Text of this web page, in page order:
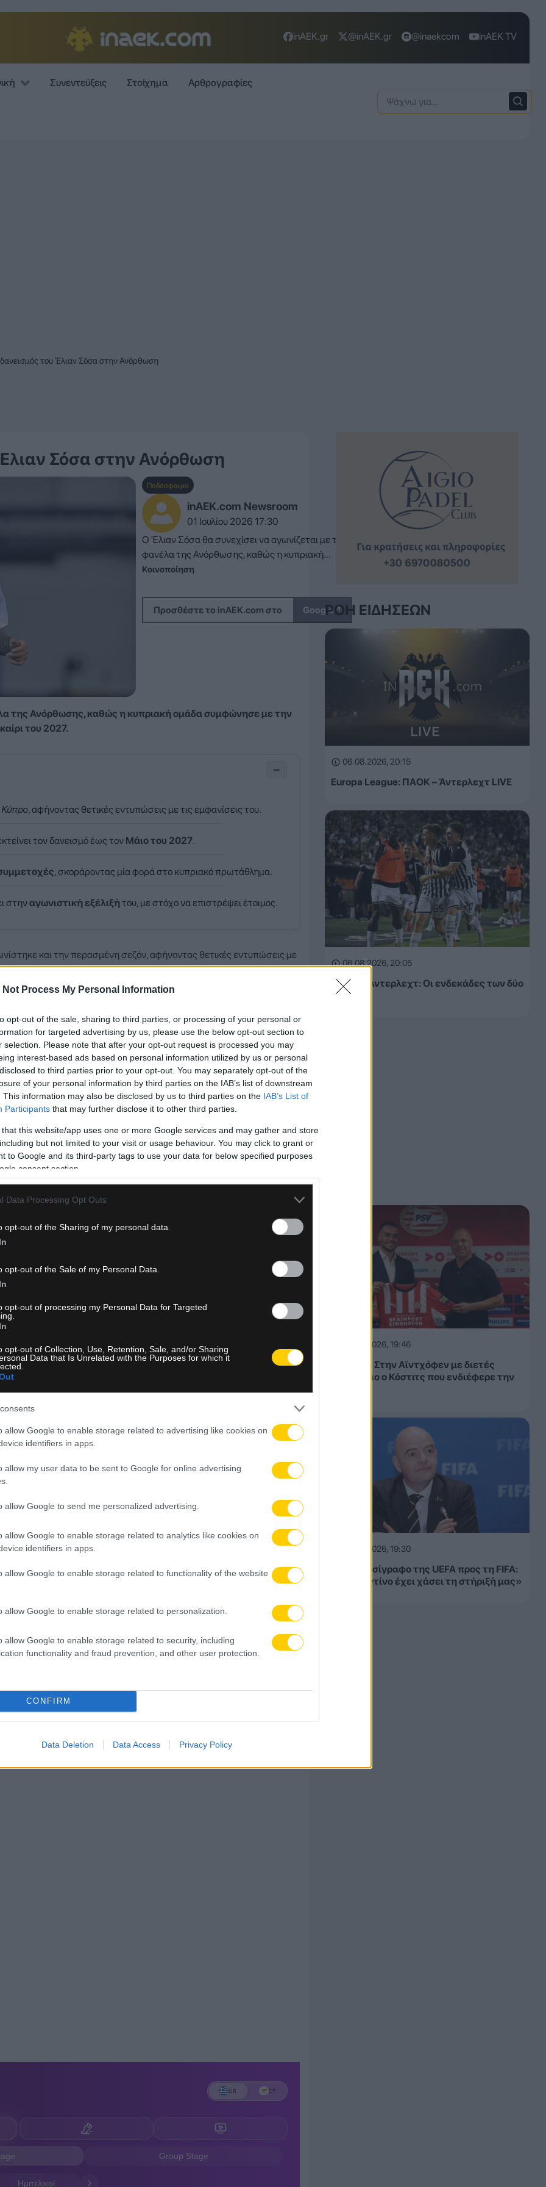
Not Process My Personal Information
opt-out of the sale, sharing to third parties, or processing of your personal or
for targeted advertising by us, please use the below opt-out section to
selection. Please note that after your opt-out request is processed you may
interest-based ads based on personal information utilized by us or personal
to third parties prior to your opt-out. You may separately opt-out of the
of your personal information by third parties on the IAB’s list of downstream
This information may also be disclosed by us to third parties on the IAB’s List of
Participants that may further disclose it to other third parties.
that this website/app uses one or more Google services and may gather and store
but not limited to your visit or usage behaviour. You may click to grant or
to Google and its third-party tags to use your data for below specified purposes
consent section.
Data Processing Opt Outs
opt-out of the Sharing of my personal data.
opt-out of the Sale of my Personal Data.
opt-out of processing my Personal Data for Targeted
opt-out of Collection, Use, Retention, Sale, and/or Sharing
Data that Is Unrelated with the Purposes for which it
allow Google to enable storage related to advertising like cookies on
identifiers in apps.
allow my user data to be sent to Google for online advertising
allow Google to send me personalized advertising.
allow Google to enable storage related to analytics like cookies on
identifiers in apps.
allow Google to enable storage related to functionality of the website
allow Google to enable storage related to personalization.
allow Google to enable storage related to security, including
functionality and fraud prevention, and other user protection.
CONFIRM
Data Deletion Data Access Privacy Policy
inAEK.gr @inAEK.gr @inaekcom inAEK TV
Συνεντεύξεις Στοίχημα Αρθρογραφίες
του Έλιαν Σόσα στην Ανόρθωση
Σόσα στην Ανόρθωση
Ποδόσφαιρο
inAEK.com Newsroom
01 Ιουλίου 2026 17:30
Ο Έλιαν Σόσα θα συνεχίσει να αγωνίζεται με τη
φανέλα της Ανόρθωσης, καθώς η κυπριακή...
Κοινοποίηση
Προσθέστε το inAEK.com στο Google↗
της Ανόρθωσης, καθώς η κυπριακή ομάδα συμφώνησε με την
του 2027.
−
Κύπρο, αφήνοντας θετικές εντυπώσεις με τις εμφανίσεις του.
τον δανεισμό έως τον Μάιο του 2027.
, σκοράροντας μία φορά στο κυπριακό πρωτάθλημα.
στηναγωνιστική εξέλιξήτου, με στόχο να επιστρέψει έτοιμος.
και την περασμένη σεζόν, αφήνοντας θετικές εντυπώσεις με
δίνει τη δυνατότητα στον νεαρό ποδοσφαιριστή να συνεχίσει την
με τη φανέλα της Ανόρθωσης, βρίσκοντας μία φορά τον
στο κυπριακό πρωτάθλημα.
προσφέρει ακόμη περισσότερο χρόνο συμμετοχής και θα
πιο έτοιμος για να διεκδικήσει θέση στο ρόστερ της Ένωσης.
της, γνωστοποιώντας την επέκταση του δανεισμού του
της ΑΕΚ και η σπουδαία διαδρομή του (ΦΩΤΟ)
του και οι συνήθειες μετά τα παιχνίδια (VIDEO)
του Super Cup στο Παγκρήτιο
τον καλύτερο εαυτό μου, είναι πολύ δύσκολο» (VIDEO)
θα δώσω τη ζωή μου για τον σύλλογο»
ΡΟΉ ΕΙΔΉΣΕΩΝ
06.08.2026, 20:15
Europa League: ΠΑΟΚ – Άντερλεχτ LIVE
06.08.2026, 20:05
ΠΑΟΚ – Άντερλεχτ: Οι ενδεκάδες των δύο
ομάδων
06.08.2026, 19:46
Επίσημο: Στην Αϊντχόφεν με διετές
συμβόλαιο ο Κόστιτς που ενδιέφερε την
06.08.2026, 19:30
Νέο τελεσίγραφο της UEFA προς τη FIFA:
«Ο Ινφαντίνο έχει χάσει τη στήριξή μας»